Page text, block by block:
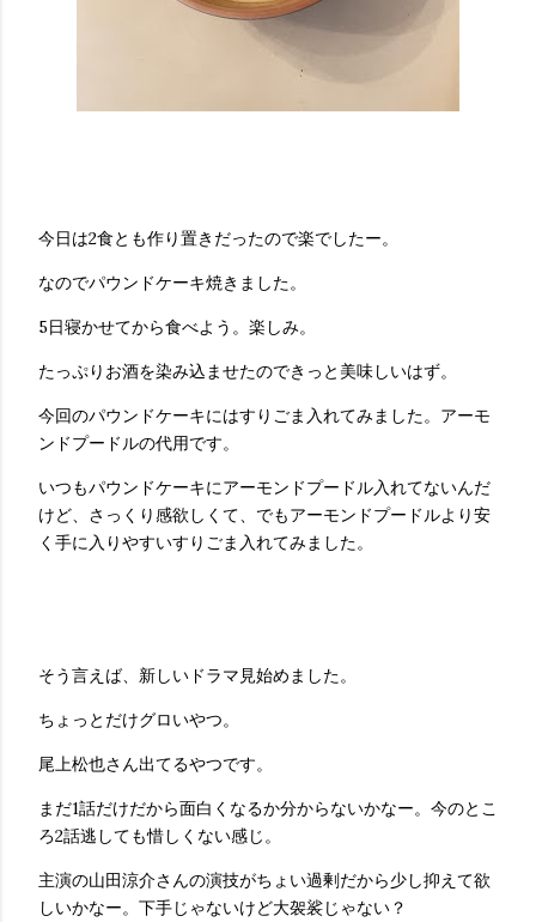
今日は2食とも作り置きだったので楽でしたー。
なのでパウンドケーキ焼きました。
5日寝かせてから食べよう。楽しみ。
たっぷりお酒を染み込ませたのできっと美味しいはず。
今回のパウンドケーキにはすりごま入れてみました。アーモ
ンドプードルの代用です。
いつもパウンドケーキにアーモンドプードル入れてないんだ
けど、さっくり感欲しくて、でもアーモンドプードルより安
く手に入りやすいすりごま入れてみました。
そう言えば、新しいドラマ見始めました。
ちょっとだけグロいやつ。
尾上松也さん出てるやつです。
まだ1話だけだから面白くなるか分からないかなー。今のとこ
ろ2話逃しても惜しくない感じ。
主演の山田涼介さんの演技がちょい過剰だから少し抑えて欲
しいかなー。下手じゃないけど大袈裟じゃない？